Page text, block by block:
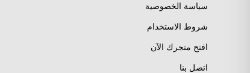
سياسة الخصوصية
شروط الاستخدام
افتح متجرك الآن
اتصل بنا